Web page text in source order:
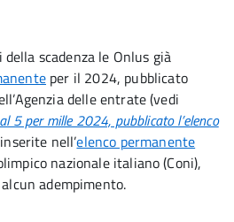
scadenza le Onlus già
per il 2024, pubblicato
delle entrate (vedi
5 per mille 2024, pubblicato l’elenco
nell’elenco permanente
nazionale italiano (Coni),
adempimento.